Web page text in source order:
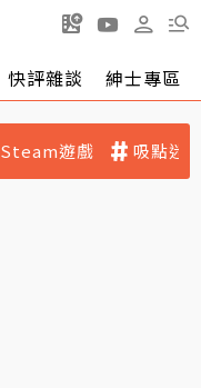
快評雜談 紳士專區
Steam遊戲 吸點迷